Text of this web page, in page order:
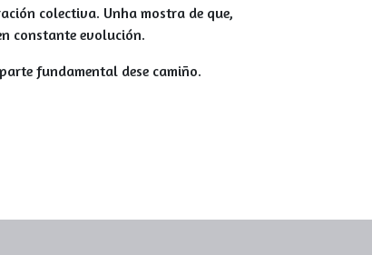
colectiva. Unha mostra de que,
constante evolución.
fundamental dese camiño.